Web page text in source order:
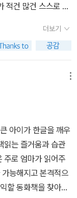
적건 많건 스스로 새
. 아이는 ‘늙은사
목을 오늘부터 바
대목을 오늘 저녁부
!》은 사내아이가 어
줄거리를 들려줍니
기 일쑤인데, 이렇
거리를 들려줄 노릇
둘이 새롭게 바라보
부터 나라(사회·정
자리를 망가뜨리려
. 이러다 보니 이 나
쩡하고 ‘계집’은 마
더보기
아이가 한글을 깨우
읽는 즐거움과 습관
주로 엄마가 읽어주
능해지고 본격적으
할 동화책을 찾아주